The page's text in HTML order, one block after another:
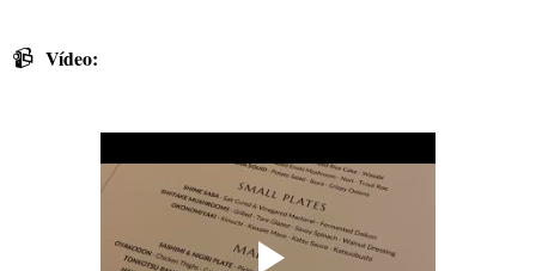
📹 Vídeo: